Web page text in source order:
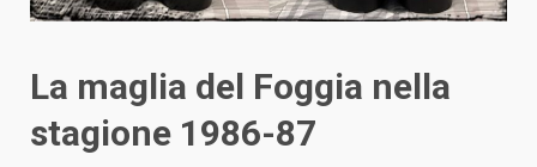
La maglia del Foggia nella
stagione 1986-87